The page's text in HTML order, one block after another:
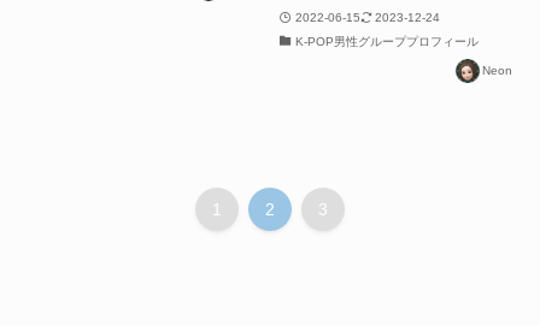
2022-06-15
2023-12-24
K-POP男性グループプロフィール
Neon
1 2 3